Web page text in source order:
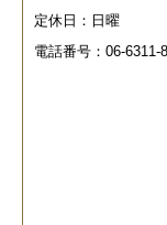
定休日：日曜
電話番号：06-6311-